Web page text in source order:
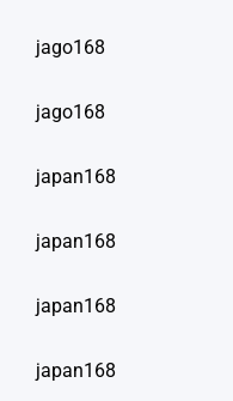
jago168
jago168
japan168
japan168
japan168
japan168